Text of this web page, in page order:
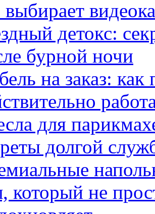
выбирает
детокс:
бурной ночи
на заказ:
для
долгой
который не